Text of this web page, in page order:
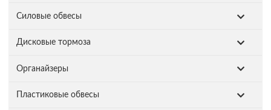
Силовые обвесы
Дисковые тормоза
Органайзеры
Пластиковые обвесы